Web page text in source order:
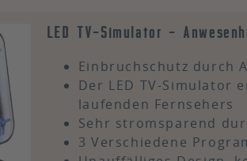
LED TV-Simulator -
Einbruchschutz durch
Der LED TV-Simulator
laufenden Fernsehers
Sehr stromsparend
3 Verschiedene